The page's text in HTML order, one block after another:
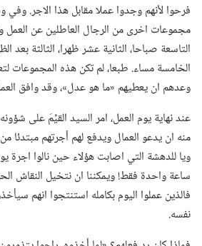
فرحوا لأنهم وجدوا عملا مقابل هذا الاجر.‏
مجموعات اخرى من الرجال العاطلين عن العمل
التاسعة صباحا،‏ الثانية عشر ظهرا،‏ الثالثة بعد
الخامسة مساء.‏ طبعا،‏ لم تكن هذه المجموعات
وعدهم ان يعطيهم «ما هو عدل»،‏ وقد وافق
عند نهاية يوم العمل،‏ امر السيد القيِّمَ على
منه ان يدعو العمال ويدفع لهم أجرتهم مبتدئا
ويا للدهشة التي اصابت هؤلاء حين نالوا اجرة
ساعة واحدة فقط!‏ ويمكننا ان نتخيل النقاش
فالذين عملوا اليوم بكامله استنتجوا انهم
نفسه.‏